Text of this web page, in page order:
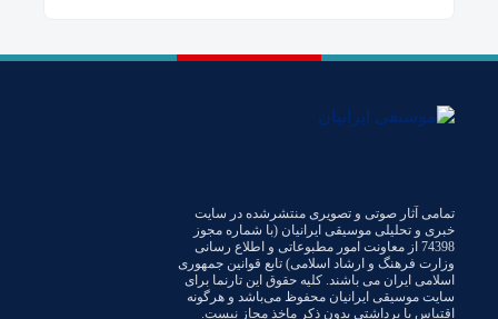
تمامی آثار صوتی و تصویری منتشرشده در سایت
خبری و تحلیلی موسیقی ایرانیان (با شماره مجوز
74398 از معاونت امور مطبوعاتی و اطلاع رسانی
وزارت فرهنگ و ارشاد اسلامی) تابع قوانین جمهوری
اسلامی ایران می باشند. کلیه حقوق این تارنما برای
سایت موسیقی ایرانیان محفوظ می‌باشد و هرگونه
اقتباس یا برداشتی بدون ذکر ماخذ مجاز نیست.